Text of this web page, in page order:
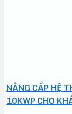
NÂNG CẤP HỆ
10KWP CHO